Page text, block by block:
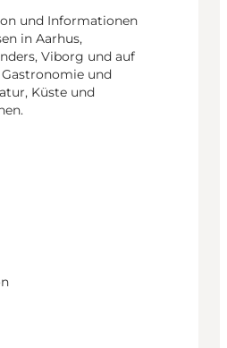
und Informationen
in Aarhus,
Viborg und auf
und
Küste und